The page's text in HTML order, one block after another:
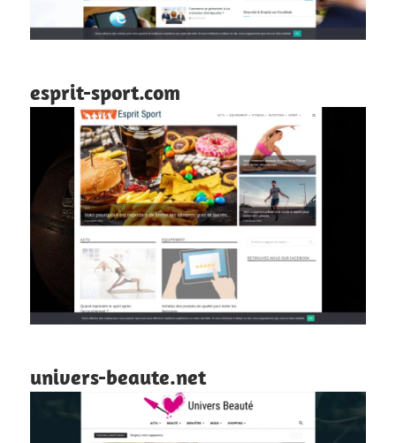
esprit-sport.com
univers-beaute.net